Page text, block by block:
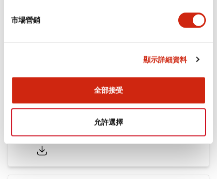
市場營銷
顯示詳細資料
全部接受
允許選擇
認證與標準
Flush Silhouette LW系列 控制元件 (英文版)
2025/09/19.PDF1.23MB